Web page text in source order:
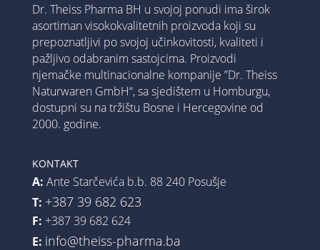
Dr. Theiss Pharma BH u svojoj ponudi ima širok
asortiman visokokvalitetnih proizvoda koji su
prepoznatljivi po svojoj učinkovitosti, kvaliteti i
pažljivo odabranim sastojcima. Proizvodi
njemačke multinacionalne kompanije ”Dr. Theiss
Naturwaren GmbH“, sa sjedištem u Homburgu,
dostupni su na tržištu Bosne i Hercegovine od
2000. godine.
KONTAKT
A: Ante Starčevića b.b. 88 240 Posušje
T: +387 39 682 623
F: +387 39 682 624
E: info@theiss-pharma.ba